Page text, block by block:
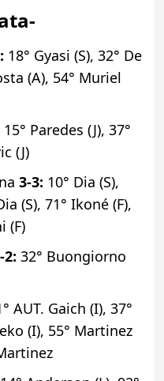
18° Gyasi (S), 32° De
(A), 54° Muriel
15° Paredes (J), 37°
(J)
3-3: 10° Dia (S),
(S), 71° Ikoné (F),
(F)
2: 32° Buongiorno
AUT. Gaich (I), 37°
(I), 55° Martinez